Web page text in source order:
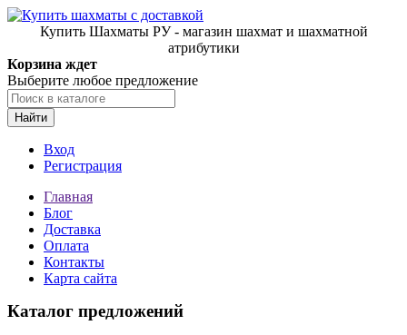
Купить Шахматы РУ - магазин шахмат и шахматной
атрибутики
Корзина ждет
Выберите любое предложение
Найти
Вход
Регистрация
Главная
Блог
Доставка
Оплата
Контакты
Карта сайта
Каталог предложений